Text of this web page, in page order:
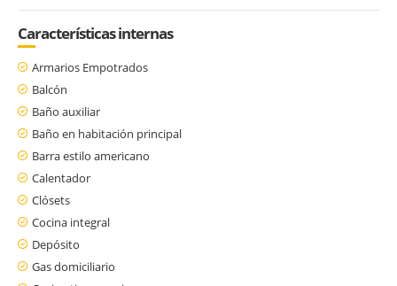
Características internas
Armarios Empotrados
Balcón
Baño auxiliar
Baño en habitación principal
Barra estilo americano
Calentador
Clósets
Cocina integral
Depósito
Gas domiciliario